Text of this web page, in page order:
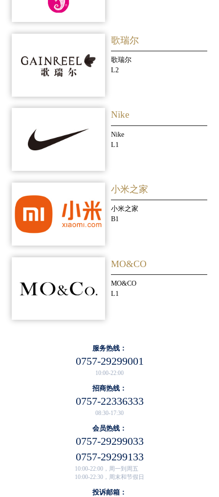
歌瑞尔
歌瑞尔
L2
Nike
Nike
L1
小米之家
小米之家
B1
MO&CO
MO&CO
L1
服务热线：
0757-29299001
10:00-22:00
招商热线：
0757-22336333
08:30-17:30
会员热线：
0757-29299033
0757-29299133
10:00-22:00，周一到周五
10:00-22:30，周末和节假日
投诉邮箱：